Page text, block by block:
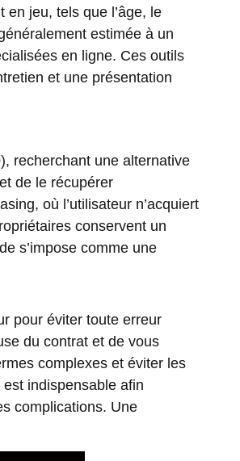
jeu, tels que l’âge, le
estimée à un
en ligne. Ces outils
et une présentation
recherchant une alternative
de le récupérer
où l’utilisateur n’acquiert
conservent un
s’impose comme une
pour éviter toute erreur
du contrat et de vous
complexes et éviter les
indispensable afin
complications. Une